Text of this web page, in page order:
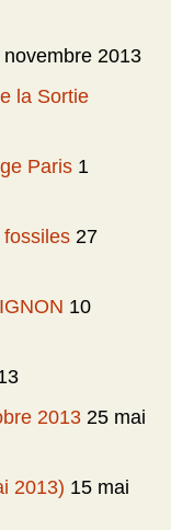
novembre 2013
la Sortie
Paris 1
27
10
2013 25 mai
2013) 15 mai